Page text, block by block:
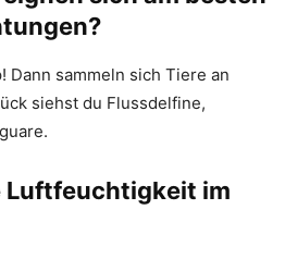
Dann sammeln sich Tiere an
siehst du Flussdelfine,
Luftfeuchtigkeit im